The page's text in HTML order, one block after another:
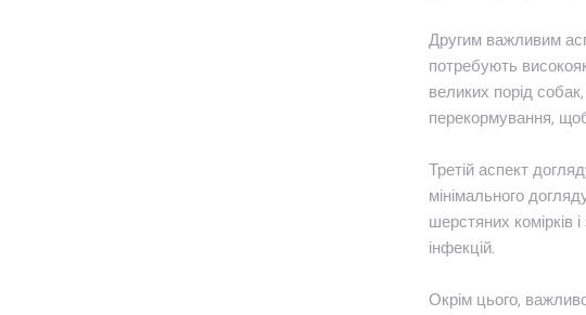
Другим важливим
потребують
великих порід
перекормування,
Третій аспект
мінімального
шерстяних комірків
інфекцій.
Окрім цього,